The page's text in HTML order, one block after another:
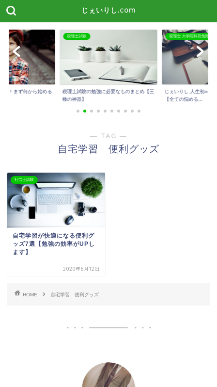
じぇいりし.com
い！まず何から始める
税理士試験
税理士試験の勉強に必要なものまとめ【三
種の神器】
税理士 大学院科目免除
じぇいりし 人生初note
【全ての悩める...
― TAG ―
自宅学習 便利グッズ
社労士試験
自宅学習が快適になる便利グ
ッズ7選【勉強の効率がUPし
ます】
2020年6月12日
HOME 自宅学習 便利グッズ